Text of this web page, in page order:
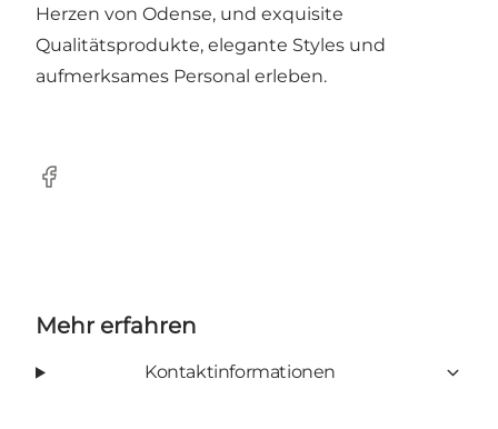
Herzen von Odense, und exquisite
Qualitätsprodukte, elegante Styles und
aufmerksames Personal erleben.
Facebook
Mehr erfahren
Kontaktinformationen